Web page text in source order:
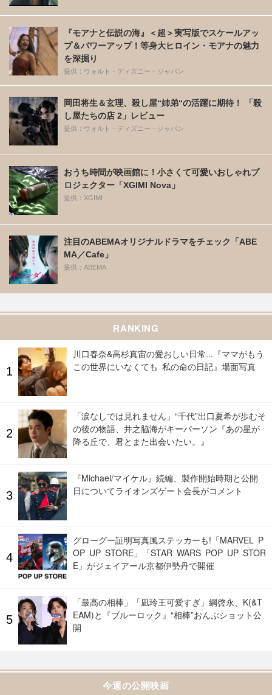
『モアナと伝説の海』＜超＞実写版でスケールアッ
プ＆パワーアップ！等身大ヒロイン・モアナの魅力
を深掘り
提供：ウォルト・ディズニー・ジャパン
岡田将生＆玄理、殺し屋“姉弟“の活躍に期待！ 「殺
し屋たちの店 2」レビュー
提供：ウォルト・ディズニー・ジャパン
おうち時間が映画館に！小さくて可愛いおしゃれプ
ロジェクター「XGIMI Nova」
提供：XGIMI
注目のABEMAオリジナルドラマをチェック「ABE
MA／Cafe」
提供：ABEMA
RANKING
川口春奈&高杉真宙の愛おしい日常...『ママがもう
この世界にいなくても 私の命の日記』場面写真
「涙なしでは見れません」“千代”出口夏希が歩むそ
の後の物語、井之脇海がキーパーソン『あの星が
降る丘で、君とまた出会いたい。』
『Michael/マイケル』続編、製作開始時期と公開
日についてライオンズゲート会長がコメント
グローグー証明写真風ステッカーも!「MARVEL P
OP UP STORE」「STAR WARS POP UP STOR
E」がジェイアール京都伊勢丹で開催
「最高の相棒」「凪玲王可愛すぎ」綱啓永、K(&T
EAM)と『ブルーロック』“相棒”おんぶショット公
開
今週の公開映画